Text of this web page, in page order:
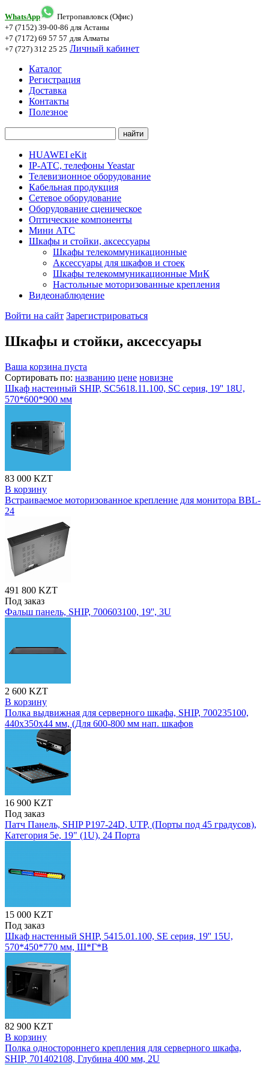
WhatsApp
Петропавловск (Офис)
+7 (7152) 39-00-86 для Астаны
+7 (7172) 69 57 57 для Алматы
+7 (727) 312 25 25 Личный кабинет
Каталог
Регистрация
Доставка
Контакты
Полезное
HUAWEI eKit
IP-АТС, телефоны Yeastar
Телевизионное оборудование
Кабельная продукция
Сетевое оборудование
Оборудование сценическое
Оптические компоненты
Мини АТС
Шкафы и стойки, аксессуары
Шкафы телекоммуникационные
Аксессуары для шкафов и стоек
Шкафы телекоммуникационные МиК
Настольные моторизованные крепления
Видеонаблюдение
Войти на сайт Зарегистрироваться
Шкафы и стойки, аксессуары
Ваша корзина пуста
Сортировать по: названию цене новизне
Шкаф настенный SHIP, SC5618.11.100, SC серия, 19'' 18U,
570*600*900 мм
83 000 KZT
В корзину
Встраиваемое моторизованное крепление для монитора BBL-
24
491 800 KZT
Под заказ
Фальш панель, SHIP, 700603100, 19'', 3U
2 600 KZT
В корзину
Полка выдвижная для серверного шкафа, SHIP, 700235100,
440х350х44 мм, (Для 600-800 мм нап. шкафов
16 900 KZT
Под заказ
Патч Панель, SHIP P197-24D, UTP, (Порты под 45 градусов),
Категория 5e, 19" (1U), 24 Порта
15 000 KZT
Под заказ
Шкаф настенный SHIP, 5415.01.100, SE серия, 19'' 15U,
570*450*770 мм, Ш*Г*В
82 900 KZT
В корзину
Полка одностороннего крепления для серверного шкафа,
SHIP, 701402108, Глубина 400 мм, 2U